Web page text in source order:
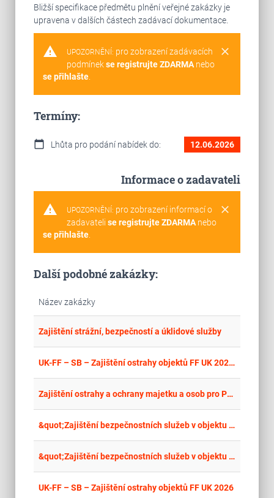
Bližší specifikace předmětu plnění veřejné zakázky je
upravena v dalších částech zadávací dokumentace.
warning clear
UPOZORNĚNÍ: pro zobrazení zadávacích
podmínekse registrujte ZDARMAnebo
se přihlašte.
Termíny:
calendar_today Lhůta pro podání nabídek do: 12.06.2026
Informace o zadavateli
warning clear
UPOZORNĚNÍ: pro zobrazení informací o
zadavateli se registrujte ZDARMAnebo
se přihlašte.
Další podobné zakázky:
Název zakázky
Zajištění strážní, bezpečností a úklidové služby
UK-FF – SB – Zajištění ostrahy objektů FF UK 2025”
Zajištění ostrahy a ochrany majetku a osob pro PMDP, a.s.
&quot;Zajištění bezpečnostních služeb v objektu Ministerstva zemědělství Olomouc, Blanická 383/1.&quot;
&quot;Zajištění bezpečnostních služeb v objektu Ministerstva zemědělství Přerov, Wurmova 606/2&quot;
UK-FF – SB – Zajištění ostrahy objektů FF UK 2026